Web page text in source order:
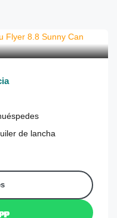
de lancha